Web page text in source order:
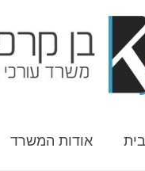
אודות המשרד